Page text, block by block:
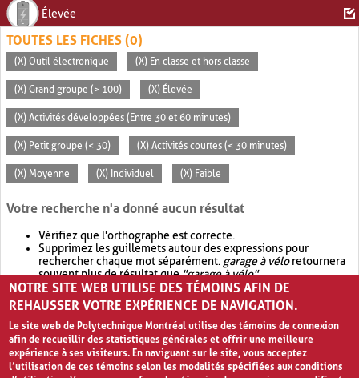
Élevée
TOUTES LES FICHES (0)
(X) Outil électronique (X) En classe et hors classe
(X) Grand groupe (> 100) (X) Élevée
(X) Activités développées (Entre 30 et 60 minutes)
(X) Petit groupe (< 30) (X) Activités courtes (< 30 minutes)
(X) Moyenne (X) Individuel (X) Faible
Votre recherche n'a donné aucun résultat
Vérifiez que l'orthographe est correcte.
Supprimez les guillemets autour des expressions pour
rechercher chaque mot séparément. garage à véloretournera
souvent plus de résultat que"garage à vélo".
Envisagez d'élargir votre recherche avec OR.garage OR vélo
retournera souvent plus de résultat quegarage à vélo
NOTRE SITE WEB UTILISE DES TÉMOINS AFIN DE
REHAUSSER VOTRE EXPÉRIENCE DE NAVIGATION.
Le site web de Polytechnique Montréal utilise des témoins de connexion
afin de recueillir des statistiques générales et offrir une meilleure
expérience à ses visiteurs. En naviguant sur le site, vous acceptez
l’utilisation de ces témoins selon les modalités spécifiées aux conditions